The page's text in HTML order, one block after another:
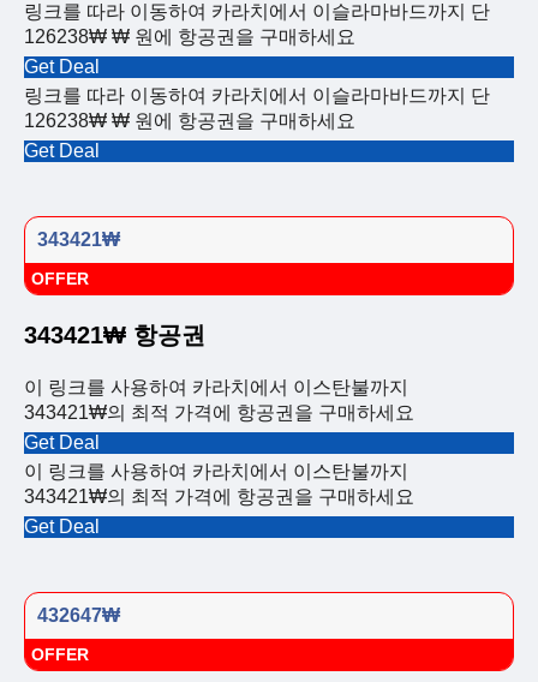
링크를 따라 이동하여 카라치에서 이슬라마바드까지 단
126238₩ ₩ 원에 항공권을 구매하세요
Get Deal
링크를 따라 이동하여 카라치에서 이슬라마바드까지 단
126238₩ ₩ 원에 항공권을 구매하세요
Get Deal
343421₩
OFFER
343421₩ 항공권
이 링크를 사용하여 카라치에서 이스탄불까지
343421₩의 최적 가격에 항공권을 구매하세요
Get Deal
이 링크를 사용하여 카라치에서 이스탄불까지
343421₩의 최적 가격에 항공권을 구매하세요
Get Deal
432647₩
OFFER